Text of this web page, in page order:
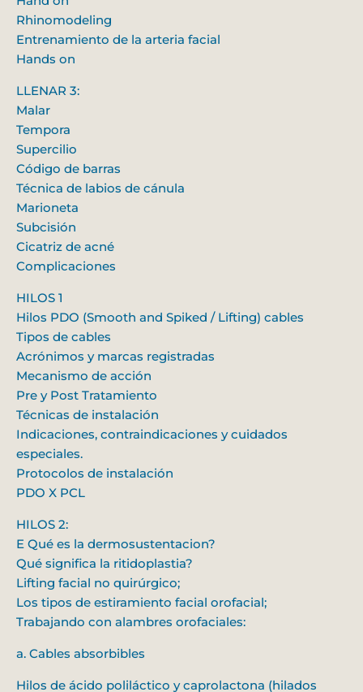
Rhinomodeling
Entrenamiento de la arteria facial
Hands on
LLENAR 3:
Malar
Tempora
Supercilio
Código de barras
Técnica de labios de cánula
Marioneta
Subcisión
Cicatriz de acné
Complicaciones
HILOS 1
Hilos PDO (Smooth and Spiked / Lifting) cables
Tipos de cables
Acrónimos y marcas registradas
Mecanismo de acción
Pre y Post Tratamiento
Técnicas de instalación
Indicaciones, contraindicaciones y cuidados
especiales.
Protocolos de instalación
PDO X PCL
HILOS 2:
E Qué es la dermosustentacion?
Qué significa la ritidoplastia?
Lifting facial no quirúrgico;
Los tipos de estiramiento facial orofacial;
Trabajando con alambres orofaciales:
a. Cables absorbibles
Hilos de ácido poliláctico y caprolactona (hilados